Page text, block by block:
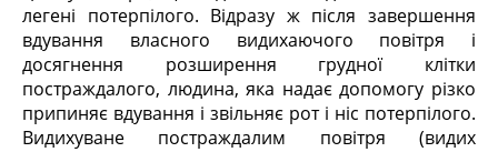
легені потерпілого. Відразу ж після завершення
вдування власного видихаючого повітря і
досягнення розширення грудної клітки
постраждалого, людина, яка надає допомогу різко
припиняє вдування і звільняє рот і ніс потерпілого.
Видихуване постраждалим повітря (видих